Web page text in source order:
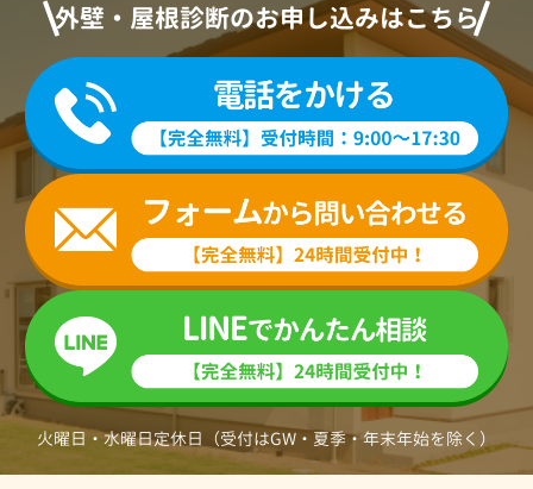
外壁・屋根診断のお申し込みはこちら
火曜日・水曜日定休日（受付はGW・夏季・年末年始を除く）